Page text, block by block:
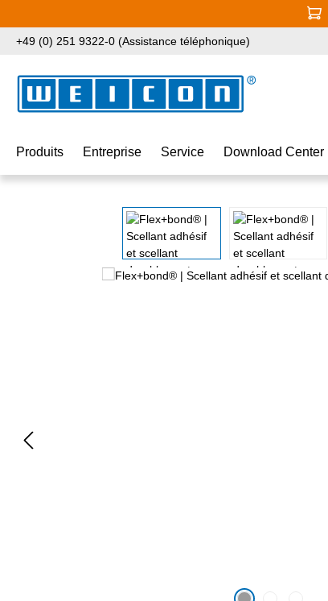
+49 (0) 251 9322-0 (Assistance téléphonique)
Produits Entreprise Service Download Center
Ignorer la galerie d'images